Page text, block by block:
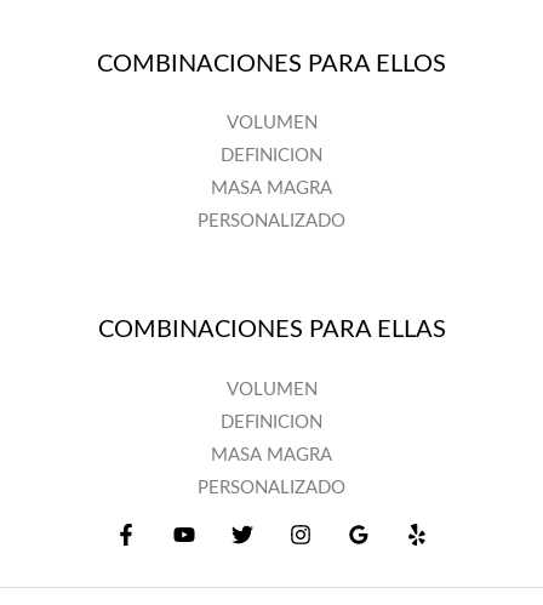
COMBINACIONES PARA ELLOS
VOLUMEN
DEFINICION
MASA MAGRA
PERSONALIZADO
COMBINACIONES PARA ELLAS
VOLUMEN
DEFINICION
MASA MAGRA
PERSONALIZADO